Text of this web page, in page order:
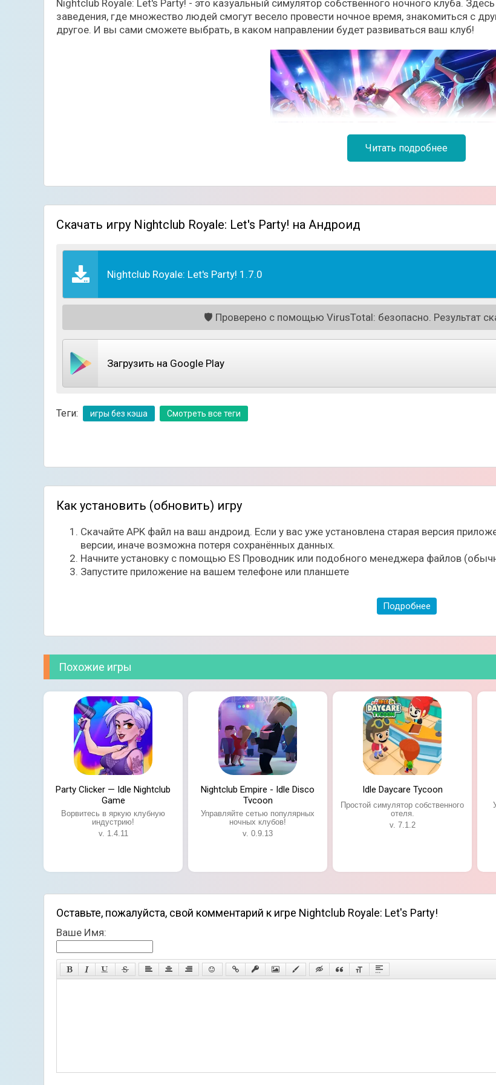
Nightclub Royale: Let's Party! - это казуальный симулятор собственного ночного клуба.
заведения, где множество людей смогут весело провести ночное время, знакомиться с
другое. И вы сами сможете выбрать, в каком направлении будет развиваться ваш клуб!
Начинать конечное же предстоит с совсем небольшого и уютного заведения, куда люди
благоприятно отразиться на вашем клубе!
Особенности симулятора:
Красочная и детализированная графика;
Десятки аспектов развития вашего заведения;
Простое управление.
Возможность свободно распоряжаться средствами.
Читать подробнее
Скачать игру Nightclub Royale: Let's Party! на Андроид
Nightclub Royale: Let's Party! 1.7.0
🛡️ Проверено с помощью VirusTotal: безопасно. Результат
Загрузить на Google Play
Теги: игры без кэша Смотреть все теги
Как установить (обновить) игру
Скачайте APK файл на ваш андроид. Если у вас уже установлена старая версия
версии, иначе возможна потеря сохранённых данных.
Начните установку с помощью ES Проводник или подобного менеджера файлов
Запустите приложение на вашем телефоне или планшете
Подробнее
Похожие игры
Party Clicker — Idle Nightclub
Game
Ворвитесь в яркую клубную
индустрию!
v. 1.4.11
Nightclub Empire - Idle Disco
Tycoon
Управляйте сетью популярных
ночных клубов!
v. 0.9.13
Idle Daycare Tycoon
Простой симулятор собственного
отеля.
v. 7.1.2
Оставьте, пожалуйста, свой комментарий к игре Nightclub Royale: Let's Party!
Ваше Имя: